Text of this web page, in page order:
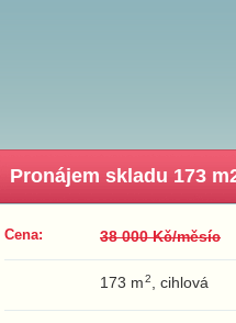
Pronájem skladu 173
Cena: 38 000 Kč/měsíc
173 m2 , cihlová